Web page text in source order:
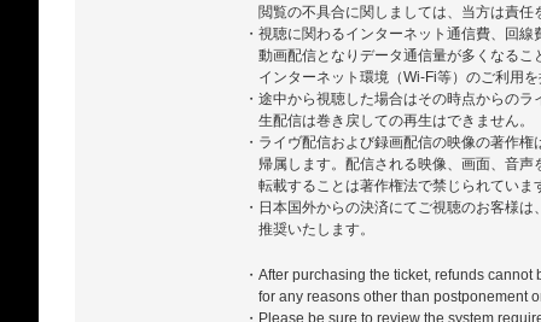
閲覧の不具合に関しましては、当方は責任
・視聴に関わるインターネット通信費、回
動画配信となりデータ通信量が多くなるこ
インターネット環境（Wi-Fi等）のご利用
・途中から視聴した場合はその時点からのラ
生配信は巻き戻しての再生はできません。
・ライヴ配信および録画配信の映像の著作
帰属します。配信される映像、画面、音
転載することは著作権法で禁じられていま
・日本国外からの決済にてご視聴のお客様は
推奨いたします。
・After purchasing the ticket, refunds cannot
for any reasons other than postponement
・Please be sure to review the system